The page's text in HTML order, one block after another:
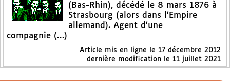
(Bas-Rhin), décédé le 8 mars 1876 à
Strasbourg (alors dans l’Empire
allemand). Agent d’une
compagnie (…)
Article mis en ligne le 17 décembre 2012
dernière modification le 11 juillet 2021